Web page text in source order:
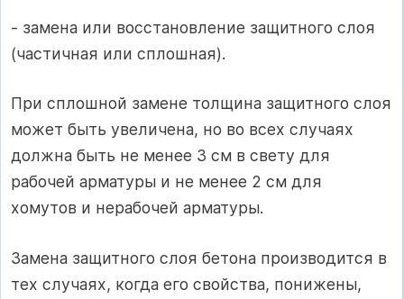
- замена или восстановление защитного слоя
(частичная или сплошная).
При сплошной замене толщина защитного слоя
может быть увеличена, но во всех случаях
должна быть не менее 3 см в свету для
рабочей арматуры и не менее 2 см для
хомутов и нерабочей арматуры.
Замена защитного слоя бетона производится в
тех случаях, когда его свойства, понижены,